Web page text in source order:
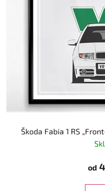
Škoda Fabia 1 RS
od